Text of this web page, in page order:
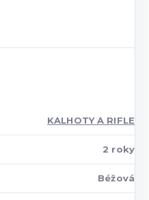
KALHOTY A RIFLE
2 roky
Béžová